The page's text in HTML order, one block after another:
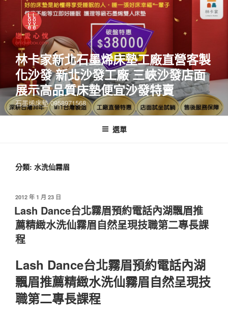
林卡家新北石墨烯床墊工廠直營客製
化沙發 新北沙發工廠 三峽沙發店面
展示高品質床墊便宜沙發特賣
石墨烯床墊 0958971568
選單
分類: 水洗仙霧眉
2012 年 1 月 23 日
Lash Dance台北霧眉預約電話內湖飄眉推
薦精緻水洗仙霧眉自然呈現技職第二專長課
程
Lash Dance台北霧眉預約電話內湖
飄眉推薦精緻水洗仙霧眉自然呈現技
職第二專長課程